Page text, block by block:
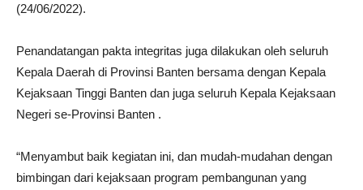
(24/06/2022).
Penandatangan pakta integritas juga dilakukan oleh seluruh
Kepala Daerah di Provinsi Banten bersama dengan Kepala
Kejaksaan Tinggi Banten dan juga seluruh Kepala Kejaksaan
Negeri se-Provinsi Banten .
“Menyambut baik kegiatan ini, dan mudah-mudahan dengan
bimbingan dari kejaksaan program pembangunan yang